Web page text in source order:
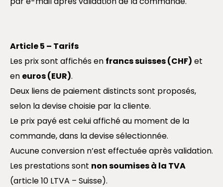
Article 5 – Tarifs
Les prix sont affichés en francs suisses (CHF) et
en euros (EUR).
Deux liens de paiement distincts sont proposés,
selon la devise choisie par la cliente.
Le prix payé est celui affiché au moment de la
commande, dans la devise sélectionnée.
Aucune conversion n’est effectuée après validation.
Les prestations sont non soumises à la TVA
(article 10 LTVA – Suisse).